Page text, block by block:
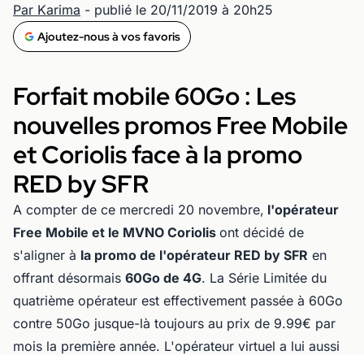
Par Karima - publié le 20/11/2019 à 20h25
Ajoutez-nous à vos favoris
Forfait mobile 60Go : Les
nouvelles promos Free Mobile
et Coriolis face à la promo
RED by SFR
A compter de ce mercredi 20 novembre, l'opérateur
Free Mobile et le MVNO Coriolis ont décidé de
s'aligner à la promo de l'opérateur RED by SFR en
offrant désormais 60Go de 4G. La Série Limitée du
quatrième opérateur est effectivement passée à 60Go
contre 50Go jusque-là toujours au prix de 9.99€ par
mois la première année. L'opérateur virtuel a lui aussi